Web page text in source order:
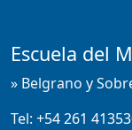
Escuela del
» Belgrano y
Tel: +54 261